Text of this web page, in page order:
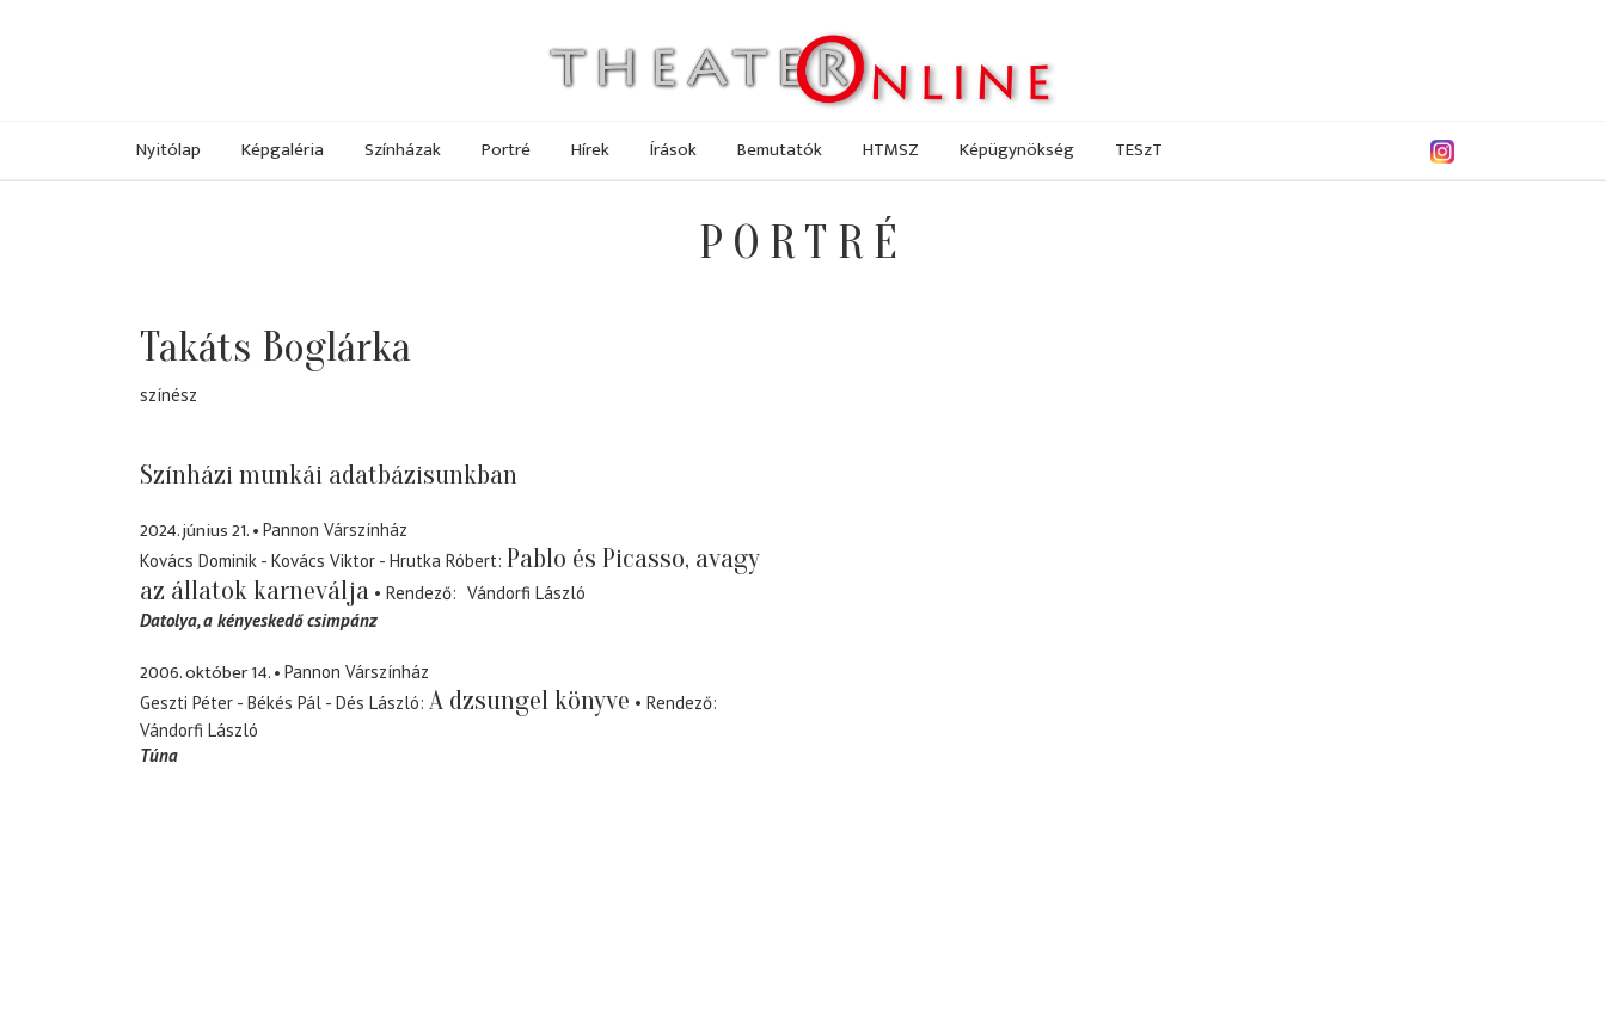
Nyitólap Képgaléria Színházak Portré Hírek Írások Bemutatók HTMSZ Képügynökség TESzT
PORTRÉ
Takáts Boglárka
színész
Színházi munkái adatbázisunkban
2024. június 21.
Pannon Várszínház
Kovács Dominik - Kovács Viktor - Hrutka Róbert Pablo és Picasso, avagy
az állatok karneválja
Rendező
Vándorfi László
Datolya a kényeskedő csimpánz
2006. október 14.
Pannon Várszínház
Geszti Péter - Békés Pál - Dés László A dzsungel könyve
Rendező
Vándorfi László
Túna